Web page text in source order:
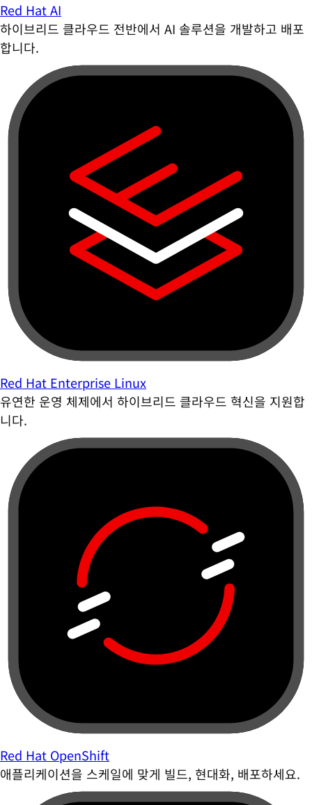
Red Hat AI
하이브리드 클라우드 전반에서 AI 솔루션을 개발하고 배포
합니다.
Red Hat Enterprise Linux
유연한 운영 체제에서 하이브리드 클라우드 혁신을 지원합
니다.
Red Hat OpenShift
애플리케이션을 스케일에 맞게 빌드, 현대화, 배포하세요.